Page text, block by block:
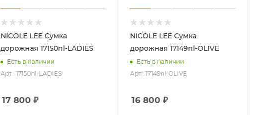
NICOLE LEE Сумка
дорожная 17150nl-LADIES
Есть в наличии
Арт.: 17150nl-LADIES
17 800 ₽
NICOLE LEE Сумка
дорожная 17149nl-OLIVE
Есть в наличии
Арт.: 17149nl-OLIVE
16 800 ₽